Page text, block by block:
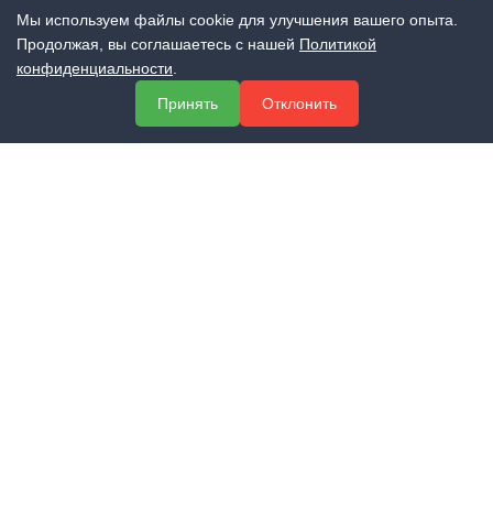
МЕНЮ
Мы используем файлы cookie для улучшения вашего опыта.
Продолжая, вы соглашаетесь с нашей Политикой
конфиденциальности
Принять
Отклонить